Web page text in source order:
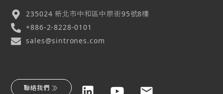
235024 新北市中和區中原街95號8樓
+886-2-8228-0101
sales@sintrones.com
聯絡我們